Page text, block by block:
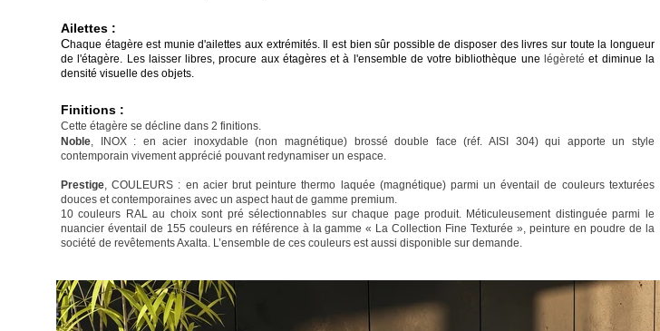
Ailettes :
Chaque étagère est munie d'ailettes aux extrémités. Il est bien sûr possible de disposer des livres sur toute la longueur
de l'étagère. Les laisser libres, procure aux étagères et à l'ensemble de votre bibliothèque une légèreté et diminue la
densité visuelle des objets.
Finitions :
Cette étagère se décline dans 2 finitions.
Noble, INOX : en acier inoxydable (non magnétique) brossé double face (réf. AISI 304) qui apporte un style
contemporain vivement apprécié pouvant redynamiser un espace.
Prestige, COULEURS : en acier brut peinture thermo laquée (magnétique) parmi un éventail de couleurs texturées
douces et contemporaines avec un aspect haut de gamme premium.
10 couleurs RAL au choix sont pré sélectionnables sur chaque page produit. Méticuleusement distinguée parmi le
nuancier éventail de 155 couleurs en référence à la gamme « La Collection Fine Texturée », peinture en poudre de la
société de revêtements Axalta. L’ensemble de ces couleurs est aussi disponible sur demande.